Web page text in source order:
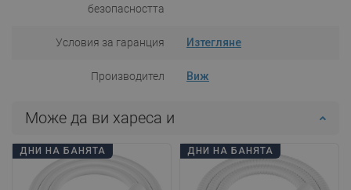
безопасността
Условия за гаранция Изтегляне
Производител Виж
Може да ви хареса и
ДНИ НА БАНЯТА ДНИ НА БАНЯТА